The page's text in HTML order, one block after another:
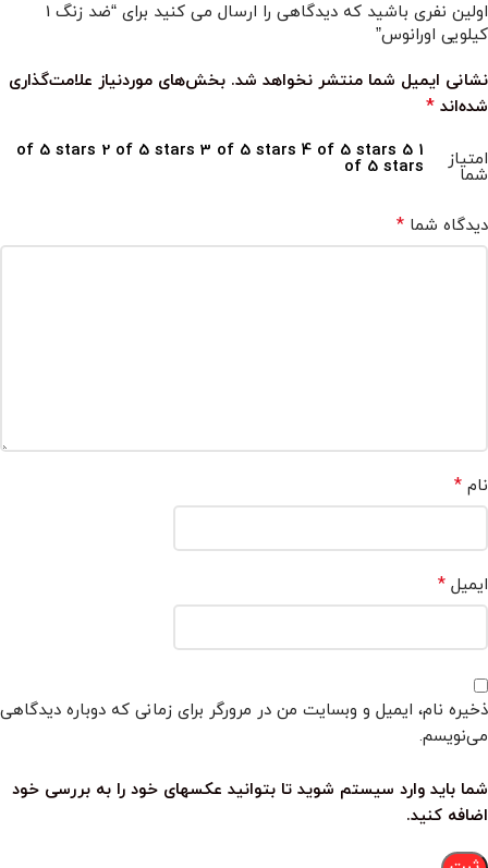
اولین نفری باشید که دیدگاهی را ارسال می کنید برای “ضد زنگ 1
کیلویی اورانوس”
نشانی ایمیل شما منتشر نخواهد شد. بخش‌های موردنیاز علامت‌گذاری
شده‌اند *
امتیاز
شما
1 of 5 stars
2 of 5 stars 3 of 5 stars 4 of 5 stars 5
of 5 stars
دیدگاه شما *
نام *
ایمیل *
ذخیره نام، ایمیل و وبسایت من در مرورگر برای زمانی که دوباره دیدگاهی
می‌نویسم.
شما باید وارد سیستم شوید تا بتوانید عکسهای خود را به بررسی خود
اضافه کنید.